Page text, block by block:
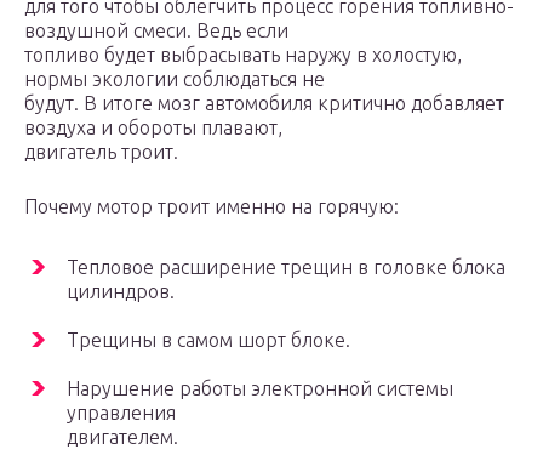
для того чтобы облегчить процесс горения топливно-
воздушной смеси. Ведь если
топливо будет выбрасывать наружу в холостую,
нормы экологии соблюдаться не
будут. В итоге мозг автомобиля критично добавляет
воздуха и обороты плавают,
двигатель троит.
Почему мотор троит именно на горячую:
Тепловое расширение трещин в головке блока
цилиндров.
Трещины в самом шорт блоке.
Нарушение работы электронной системы
управления
двигателем.